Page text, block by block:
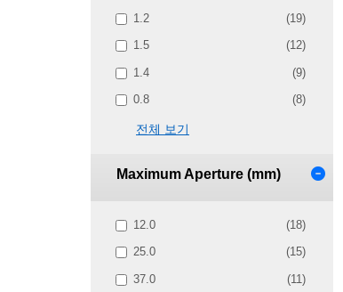
1.2 (19)
1.5 (12)
1.4 (9)
0.8 (8)
전체 보기
Maximum Aperture (mm)
12.0 (18)
25.0 (15)
37.0 (11)